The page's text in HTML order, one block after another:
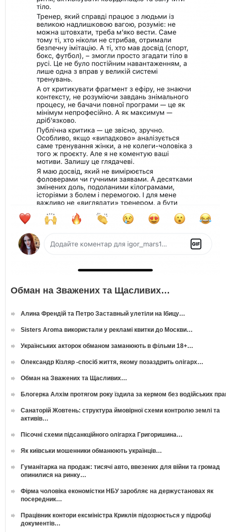
Обман на Зважених та Щасливих…
Алина Френдій та Петро Заставный улетіли на Ібицу…
Sisters Aroma використали у рекламі квитки до Москви…
Українських акторок обманом заманюють в фільми 18+…
Олександр Кізляр -спосіб життя, якому позаздрить олігарх…
Обман на Зважених та Щасливих…
Блогерка Алхім протягом року їздила за кермом без водійських
Санаторій Жовтень: структура ймовірної схеми контролю землі та
активів…
Пісочні схеми підсанкційного олігарха Григоришина…
Як київськи мошенники обманюють українців…
Гуманітарка на продаж: тисячі авто, ввезених для війни та громад
опинилися на ринку…
Фірма чоловіка економістки НБУ заробляє на держустановах як
посередник…
Працівник контори ексміністра Криклія підозрюється у підробці
документів…